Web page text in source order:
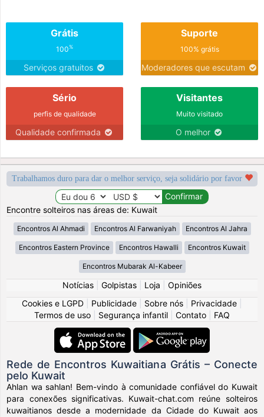
Grátis
100%
Serviços gratuitos
Suporte
100% grátis
Moderadores que escutam
Sério
perfis de qualidade
Qualidade confirmada
Visitantes
Muito visitado
O melhor
Trabalhamos duro para dar o melhor serviço, seja solidário por favor
Encontre solteiros nas áreas de: Kuwait
Encontros Al Ahmadi Encontros Al Farwaniyah Encontros Al Jahra
Encontros Eastern Province Encontros Hawalli Encontros Kuwait
Encontros Mubarak Al-Kabeer
Notícias Golpistas Loja
Opiniões
Cookies e LGPD
Publicidade Sobre nós Privacidade
Termos de uso
Segurança infantil Contato FAQ
Rede de Encontros Kuwaitiana Grátis – Conecte
pelo Kuwait
Ahlan wa sahlan! Bem-vindo à comunidade confiável do Kuwait
para conexões significativas. Kuwait-chat.com reúne solteiros
kuwaitianos desde a modernidade da Cidade do Kuwait aos